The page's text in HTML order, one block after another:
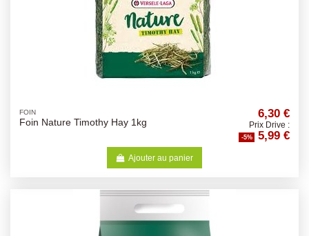
FOIN
Foin Nature Timothy Hay 1kg
6,30 €
Prix Drive :
-5% 5,99 €
Ajouter au panier